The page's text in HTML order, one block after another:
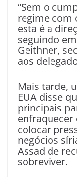
“Sem o
regime com
esta é a
seguindo
Geithner,
aos
Mais tarde,
EUA disse
principais
enfraquecer
colocar
negócios
Assad de
sobreviver.